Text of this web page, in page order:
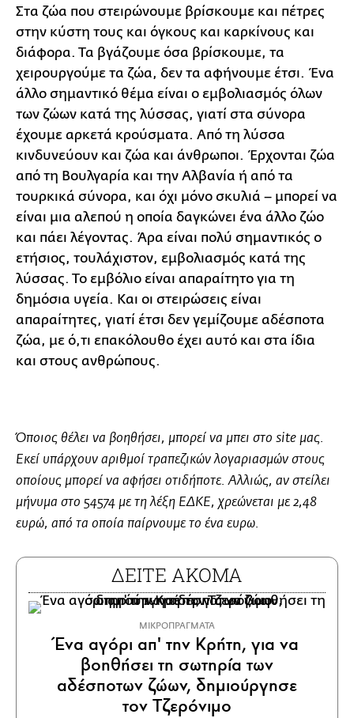
Στα ζώα που στειρώνουμε βρίσκουμε και πέτρες
στην κύστη τους και όγκους και καρκίνους και
διάφορα. Τα βγάζουμε όσα βρίσκουμε, τα
χειρουργούμε τα ζώα, δεν τα αφήνουμε έτσι. Ένα
άλλο σημαντικό θέμα είναι ο εμβολιασμός όλων
των ζώων κατά της λύσσας, γιατί στα σύνορα
έχουμε αρκετά κρούσματα. Από τη λύσσα
κινδυνεύουν και ζώα και άνθρωποι. Έρχονται ζώα
από τη Βουλγαρία και την Αλβανία ή από τα
τουρκικά σύνορα, και όχι μόνο σκυλιά – μπορεί να
είναι μια αλεπού η οποία δαγκώνει ένα άλλο ζώο
και πάει λέγοντας. Άρα είναι πολύ σημαντικός ο
ετήσιος, τουλάχιστον, εμβολιασμός κατά της
λύσσας. Το εμβόλιο είναι απαραίτητο για τη
δημόσια υγεία. Και οι στειρώσεις είναι
απαραίτητες, γιατί έτσι δεν γεμίζουμε αδέσποτα
ζώα, με ό,τι επακόλουθο έχει αυτό και στα ίδια
και στους ανθρώπους.
Όποιος θέλει να βοηθήσει, μπορεί να μπει στο site μας.
Εκεί υπάρχουν αριθμοί τραπεζικών λογαριασμών στους
οποίους μπορεί να αφήσει οτιδήποτε. Αλλιώς, αν στείλει
μήνυμα στο 54574 με τη λέξη ΕΔΚΕ, χρεώνεται με 2,48
ευρώ, από τα οποία παίρνουμε το ένα ευρω.
ΔΕΙΤΕ ΑΚΟΜΑ
MΙΚΡΟΠΡΑΓΜΑΤΑ
Ένα αγόρι απ' την Κρήτη, για να
βοηθήσει τη σωτηρία των
αδέσποτων ζώων, δημιούργησε
τον Τζερόνιμο